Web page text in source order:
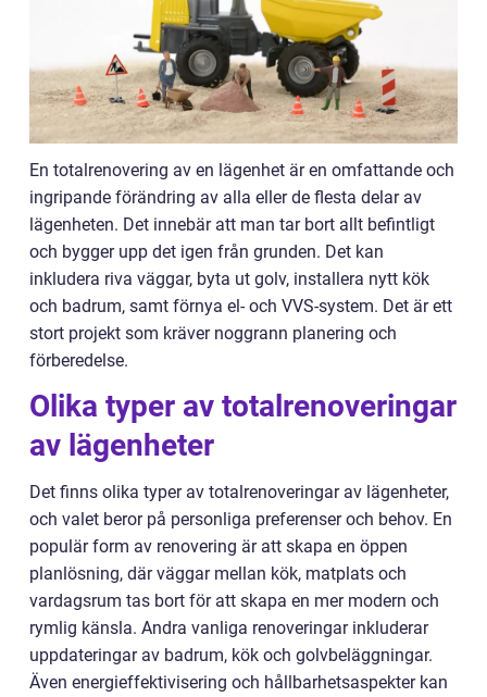
En totalrenovering av en lägenhet är en omfattande och
ingripande förändring av alla eller de flesta delar av
lägenheten. Det innebär att man tar bort allt befintligt
och bygger upp det igen från grunden. Det kan
inkludera riva väggar, byta ut golv, installera nytt kök
och badrum, samt förnya el- och VVS-system. Det är ett
stort projekt som kräver noggrann planering och
förberedelse.
Olika typer av totalrenoveringar
av lägenheter
Det finns olika typer av totalrenoveringar av lägenheter,
och valet beror på personliga preferenser och behov. En
populär form av renovering är att skapa en öppen
planlösning, där väggar mellan kök, matplats och
vardagsrum tas bort för att skapa en mer modern och
rymlig känsla. Andra vanliga renoveringar inkluderar
uppdateringar av badrum, kök och golvbeläggningar.
Även energieffektivisering och hållbarhetsaspekter kan